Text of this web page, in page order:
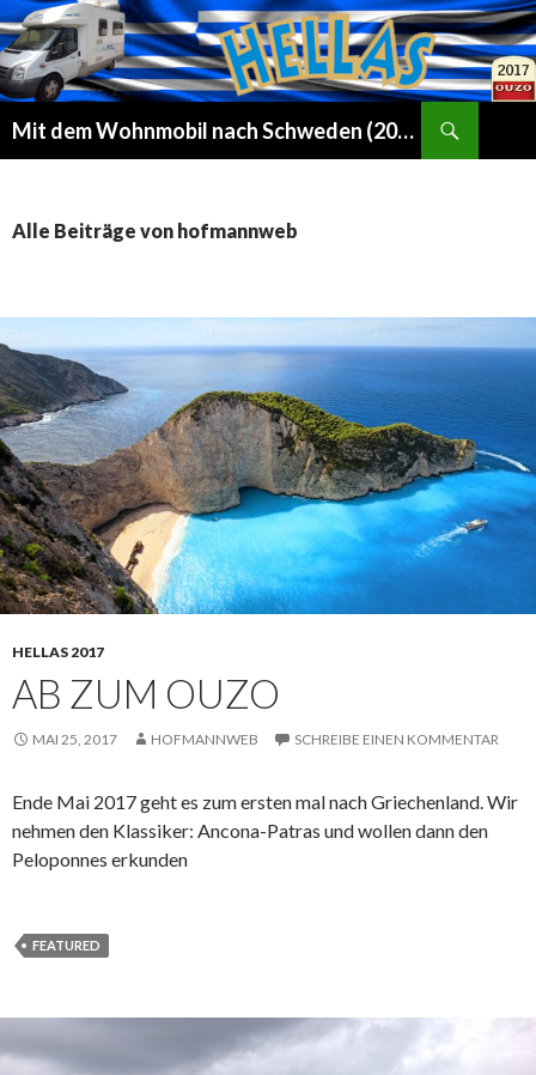
Mit dem Wohnmobil nach Schweden (2016) und bald nach Griechenland (2017)
Alle Beiträge von hofmannweb
HELLAS 2017
AB ZUM OUZO
MAI 25, 2017 HOFMANNWEB SCHREIBE EINEN KOMMENTAR
Ende Mai 2017 geht es zum ersten mal nach Griechenland. Wir
nehmen den Klassiker: Ancona-Patras und wollen dann den
Peloponnes erkunden
FEATURED